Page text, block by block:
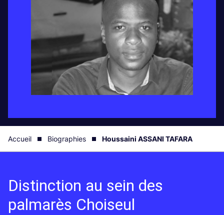
Accueil Biographies Houssaini ASSANI TAFARA
Distinction au sein des
palmarès Choiseul